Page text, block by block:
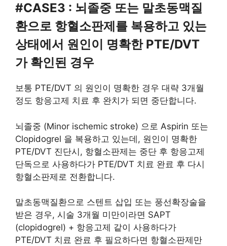
#CASE3 : 뇌졸중 또는 말초동맥질
환으로 항혈소판제를 복용하고 있는
상태에서 원인이 명확한 PTE/DVT
가 확인된 경우
보통 PTE/DVT 의 원인이 명확한 경우 대략 3개월
정도 항응고제 치료 후 완치가 되면 중단합니다.
뇌졸중 (Minor ischemic stroke) 으로 Aspirin 또는
Clopidogrel 을 복용하고 있는데, 원인이 명확한
PTE/DVT 진단시, 항혈소판제는 중단 후 항응고제
단독으로 사용하다가 PTE/DVT 치료 완료 후 다시
항혈소판제로 전환합니다.
말초동맥질환으로 스텐트 삽입 또는 풍선확장술을
받은 경우, 시술 3개월 미만이라면 SAPT
(clopidogrel) + 항응고제 같이 사용하다가
PTE/DVT 치료 완료 후 필요하다면 항혈소판제만